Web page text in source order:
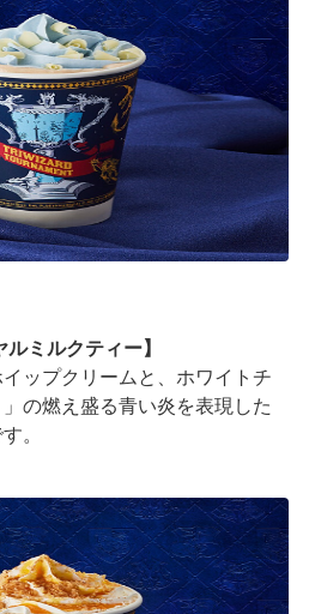
ルミルクティー】
ップクリームと、ホワイトチ
の燃え盛る青い炎を表現した
。